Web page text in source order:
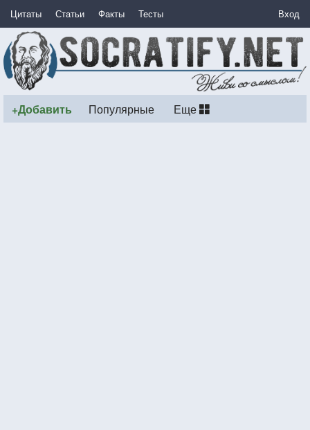
Цитаты Статьи Факты Тесты Вход
+Добавить Популярные Еще